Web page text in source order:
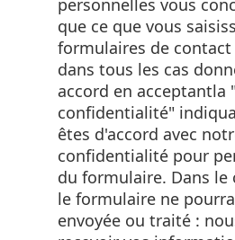
personnelles vous
que ce que vous
formulaires de contact
dans tous les cas
accord en acceptantla
confidentialité"
êtes d'accord avec
confidentialité pour
du formulaire. Dans le
le formulaire ne
envoyée ou traité :